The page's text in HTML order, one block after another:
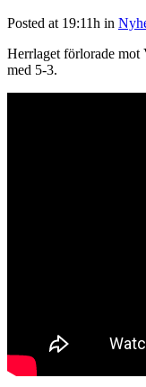
Posted at 19:11h in
Herrlaget förlorade
med 5-3.